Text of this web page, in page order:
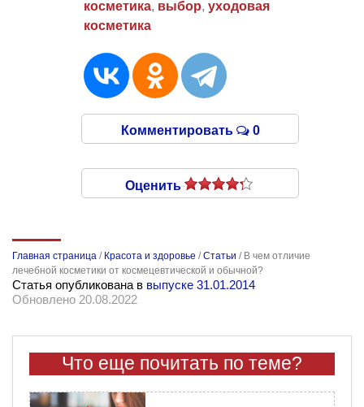
косметика, выбор, уходовая
косметика
Комментировать 0
Оценить
Главная страница / Красота и здоровье /Статьи / В чем отличие
лечебной косметики от космецевтической и обычной?
Статья опубликована в выпуске 31.01.2014
Обновлено 20.08.2022
Что еще почитать по теме?